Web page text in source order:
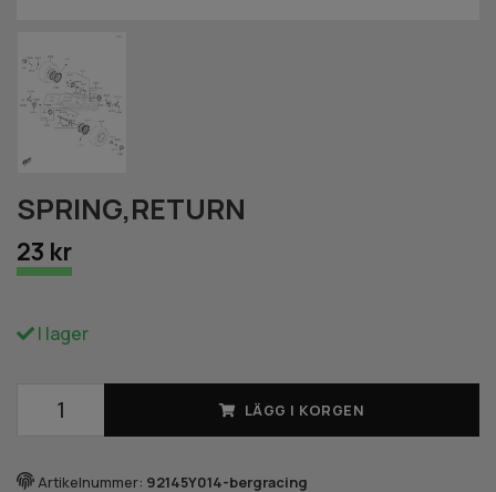
SPRING,RETURN
23 kr
I lager
LÄGG I KORGEN
Artikelnummer: 92145Y014-bergracing